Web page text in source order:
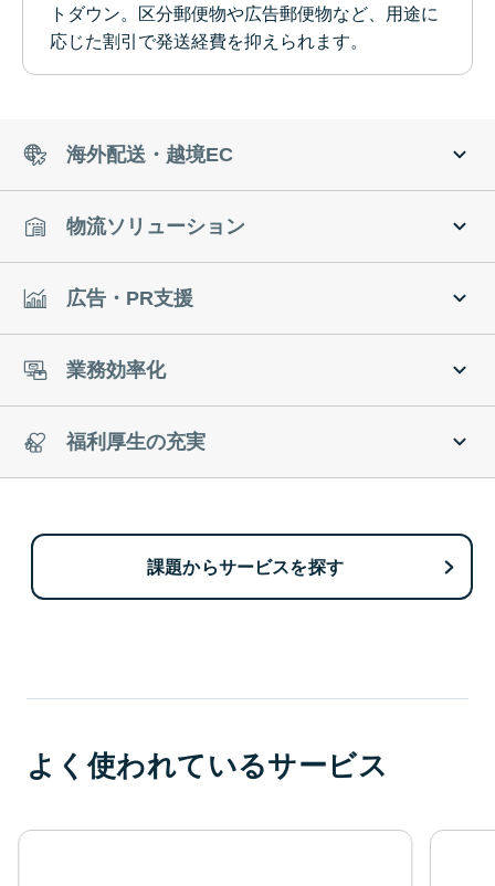
トダウン。区分郵便物や広告郵便物など、用途に
応じた割引で発送経費を抑えられます。
海外配送・越境EC
物流ソリューション
広告・PR支援
業務効率化
福利厚生の充実
課題からサービスを探す
よく使われているサービス